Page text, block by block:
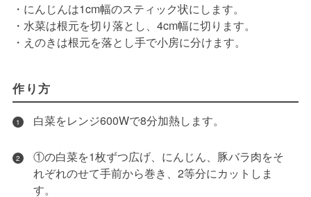
・にんじんは1cm幅のスティック状にします。
・水菜は根元を切り落とし、4cm幅に切ります。
・えのきは根元を落とし手で小房に分けます。
作り方
1 白菜をレンジ600Wで8分加熱します。
2
①の白菜を1枚ずつ広げ、にんじん、豚バラ肉をそ
れぞれのせて手前から巻き、2等分にカットしま
す。